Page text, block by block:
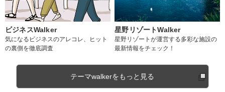
ビジネスWalker
気になるビジネスのアレコレ、ヒット
の裏側を徹底調査
星野リゾートWalker
星野リゾートが運営する多彩な施設の
最新情報をチェック！
テーマwalkerをもっと見る